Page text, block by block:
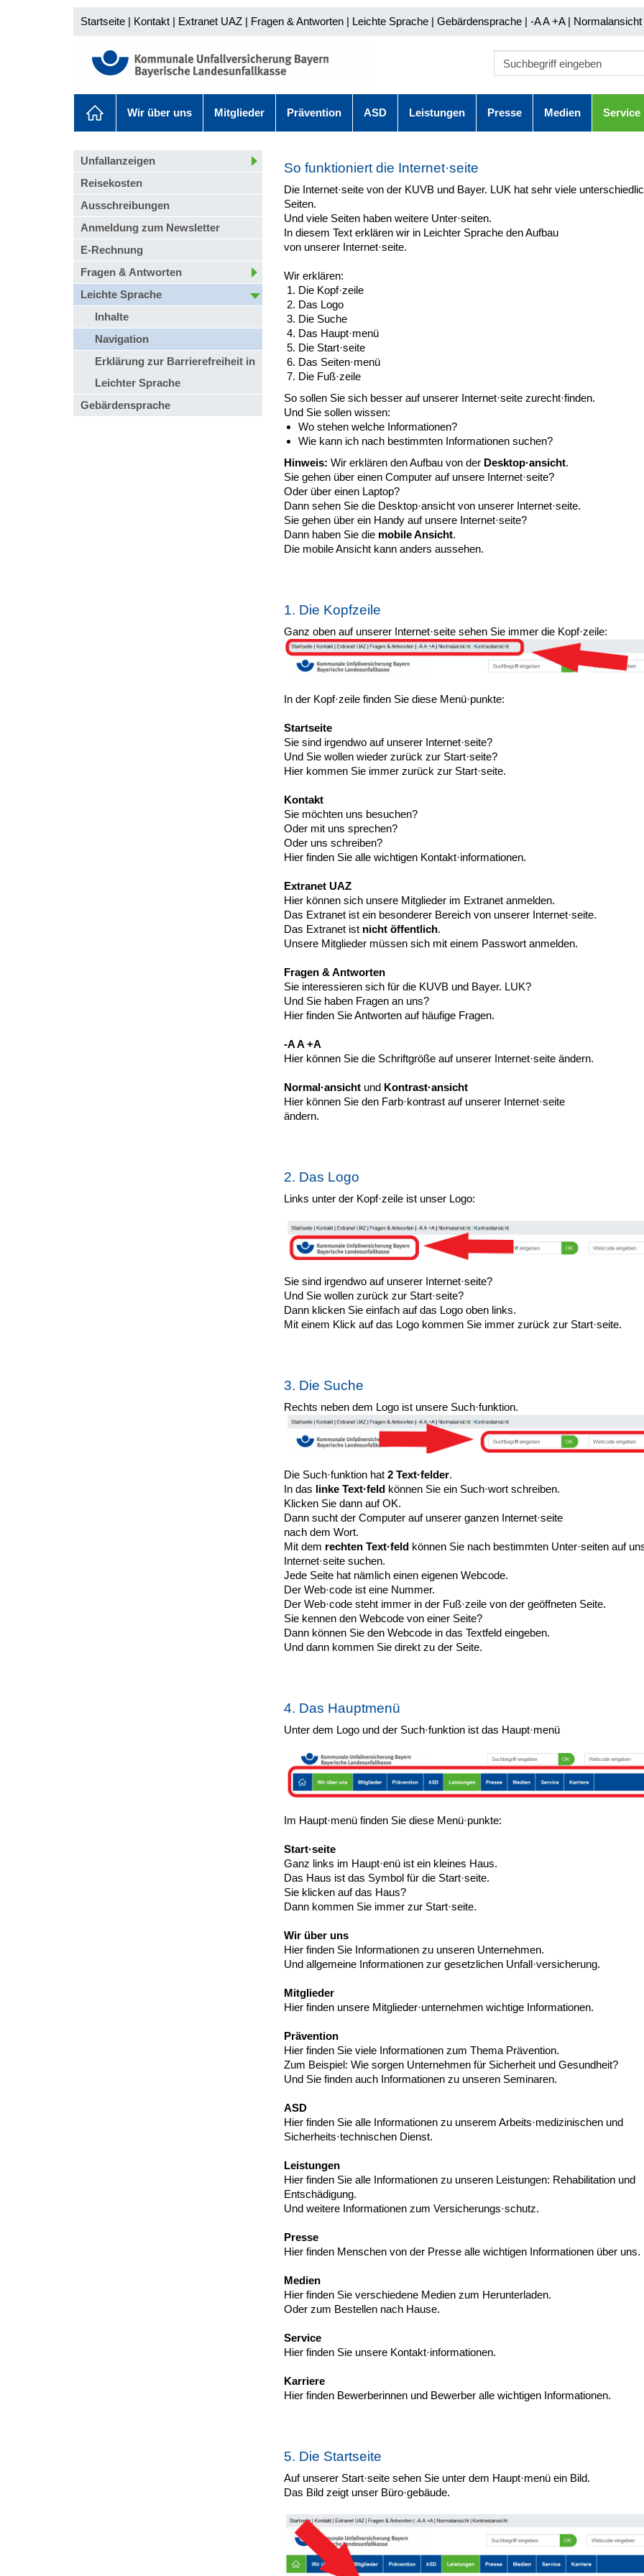
Startseite | Kontakt | Extranet UAZ | Fragen & Antworten | Leichte Sprache | Gebärdensprache | -A A+A | Normalansicht
Wir über uns Mitglieder Prävention ASD Leistungen Presse Medien Service
Unfallanzeigen
Reisekosten
Ausschreibungen
Anmeldung zum Newsletter
E-Rechnung
Fragen & Antworten
Leichte Sprache
Inhalte
Navigation
Erklärung zur Barrierefreiheit in
Leichter Sprache
Gebärdensprache
So funktioniert die Internet·seite
Die Internet·seite von der KUVB und Bayer. LUK hat sehr viele
Seiten.
Und viele Seiten haben weitere Unter·seiten.
In diesem Text erklären wir in Leichter Sprache den Aufbau
von unserer Internet·seite.
Wir erklären:
Die Kopf·zeile
Das Logo
Die Suche
Das Haupt·menü
Die Start·seite
Das Seiten·menü
Die Fuß·zeile
So sollen Sie sich besser auf unserer Internet·seite zurecht·finden.
Und Sie sollen wissen:
Wo stehen welche Informationen?
Wie kann ich nach bestimmten Informationen suchen?
Hinweis: Wir erklären den Aufbau von der Desktop·ansicht.
Sie gehen über einen Computer auf unsere Internet·seite?
Oder über einen Laptop?
Dann sehen Sie die Desktop·ansicht von unserer Internet·seite.
Sie gehen über ein Handy auf unsere Internet·seite?
Dann haben Sie die mobile Ansicht.
Die mobile Ansicht kann anders aussehen.
1. Die Kopfzeile
Ganz oben auf unserer Internet·seite sehen Sie immer die Kopf·zeile:
In der Kopf·zeile finden Sie diese Menü·punkte:
Startseite
Sie sind irgendwo auf unserer Internet·seite?
Und Sie wollen wieder zurück zur Start·seite?
Hier kommen Sie immer zurück zur Start·seite.
Kontakt
Sie möchten uns besuchen?
Oder mit uns sprechen?
Oder uns schreiben?
Hier finden Sie alle wichtigen Kontakt·informationen.
Extranet UAZ
Hier können sich unsere Mitglieder im Extranet anmelden.
Das Extranet ist ein besonderer Bereich von unserer Internet·seite.
Das Extranet ist nicht öffentlich.
Unsere Mitglieder müssen sich mit einem Passwort anmelden.
Fragen & Antworten
Sie interessieren sich für die KUVB und Bayer. LUK?
Und Sie haben Fragen an uns?
Hier finden Sie Antworten auf häufige Fragen.
-A A +A
Hier können Sie die Schriftgröße auf unserer Internet·seite ändern.
Normal·ansichtund Kontrast·ansicht
Hier können Sie den Farb·kontrast auf unserer Internet·seite
ändern.
2. Das Logo
Links unter der Kopf·zeile ist unser Logo:
Sie sind irgendwo auf unserer Internet·seite?
Und Sie wollen zurück zur Start·seite?
Dann klicken Sie einfach auf das Logo oben links.
Mit einem Klick auf das Logo kommen Sie immer zurück zur Start·seite.
3. Die Suche
Rechts neben dem Logo ist unsere Such·funktion.
Die Such·funktion hat 2 Text·felder.
In das linke Text·feldkönnen Sie ein Such·wort schreiben.
Klicken Sie dann auf OK.
Dann sucht der Computer auf unserer ganzen Internet·seite
nach dem Wort.
Mit dem rechten Text·feldkönnen Sie nach bestimmten Unter·seiten auf
Internet·seite suchen.
Jede Seite hat nämlich einen eigenen Webcode.
Der Web·code ist eine Nummer.
Der Web·code steht immer in der Fuß·zeile von der geöffneten Seite.
Sie kennen den Webcode von einer Seite?
Dann können Sie den Webcode in das Textfeld eingeben.
Und dann kommen Sie direkt zu der Seite.
4. Das Hauptmenü
Unter dem Logo und der Such·funktion ist das Haupt·menü
Im Haupt·menü finden Sie diese Menü·punkte:
Start·seite
Ganz links im Haupt·enü ist ein kleines Haus.
Das Haus ist das Symbol für die Start·seite.
Sie klicken auf das Haus?
Dann kommen Sie immer zur Start·seite.
Wir über uns
Hier finden Sie Informationen zu unseren Unternehmen.
Und allgemeine Informationen zur gesetzlichen Unfall·versicherung.
Mitglieder
Hier finden unsere Mitglieder·unternehmen wichtige Informationen.
Prävention
Hier finden Sie viele Informationen zum Thema Prävention.
Zum Beispiel: Wie sorgen Unternehmen für Sicherheit und Gesundheit?
Und Sie finden auch Informationen zu unseren Seminaren.
ASD
Hier finden Sie alle Informationen zu unserem Arbeits·medizinischen und
Sicherheits·technischen Dienst.
Leistungen
Hier finden Sie alle Informationen zu unseren Leistungen: Rehabilitation und
Entschädigung.
Und weitere Informationen zum Versicherungs·schutz.
Presse
Hier finden Menschen von der Presse alle wichtigen Informationen über uns.
Medien
Hier finden Sie verschiedene Medien zum Herunterladen.
Oder zum Bestellen nach Hause.
Service
Hier finden Sie unsere Kontakt·informationen.
Karriere
Hier finden Bewerberinnen und Bewerber alle wichtigen Informationen.
5. Die Startseite
Auf unserer Start·seite sehen Sie unter dem Haupt·menü ein Bild.
Das Bild zeigt unser Büro·gebäude.